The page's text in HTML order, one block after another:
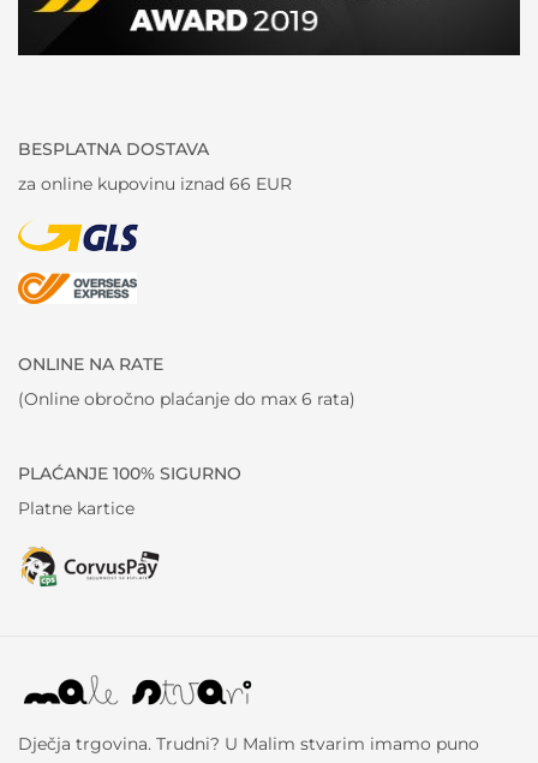
BESPLATNA DOSTAVA
za online kupovinu iznad 66 EUR
ONLINE NA RATE
(Online obročno plaćanje do max 6 rata)
PLAĆANJE 100% SIGURNO
Platne kartice
Dječja trgovina. Trudni? U Malim stvarim imamo puno